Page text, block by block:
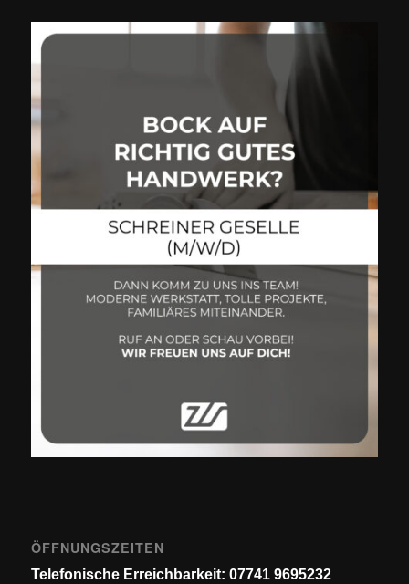
ÖFFNUNGSZEITEN
Telefonische Erreichbarkeit: 07741 9695232